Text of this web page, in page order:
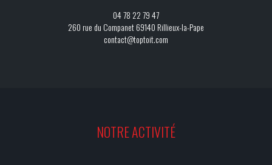
04 78 22 79 47
260 rue du Companet 69140 Rillieux-la-Pape
contact@toptoit.com
NOTRE ACTIVITÉ